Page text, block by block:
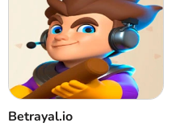
Cancelar
Betrayal.io